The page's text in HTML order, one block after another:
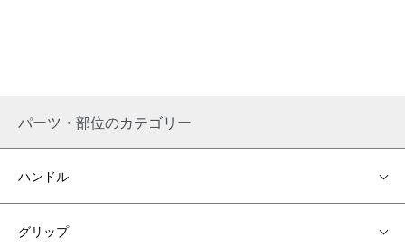
パーツ・部位のカテゴリー
ハンドル
グリップ